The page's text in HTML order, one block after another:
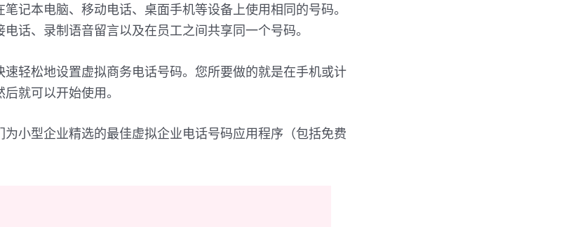
记本电脑、移动电话、桌面手机等设备上使用相同的号码。
话、录制语音留言以及在员工之间共享同一个号码。
轻松地设置虚拟商务电话号码。您所要做的就是在手机或计
就可以开始使用。
小型企业精选的最佳虚拟企业电话号码应用程序（包括免费